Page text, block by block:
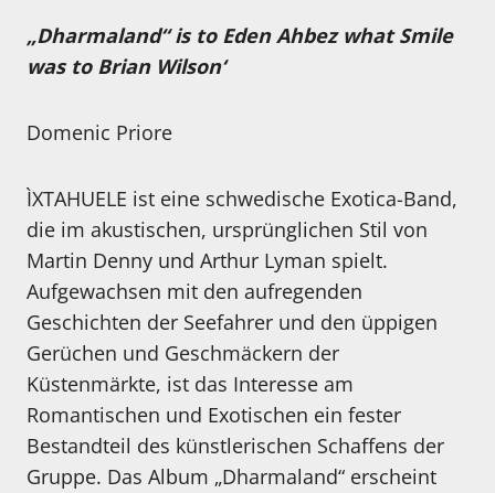
„Dharmaland“ is to Eden Ahbez what Smile
was to Brian Wilson‘
Domenic Priore
ÌXTAHUELE ist eine schwedische Exotica-Band,
die im akustischen, ursprünglichen Stil von
Martin Denny und Arthur Lyman spielt.
Aufgewachsen mit den aufregenden
Geschichten der Seefahrer und den üppigen
Gerüchen und Geschmäckern der
Küstenmärkte, ist das Interesse am
Romantischen und Exotischen ein fester
Bestandteil des künstlerischen Schaffens der
Gruppe. Das Album „Dharmaland“ erscheint